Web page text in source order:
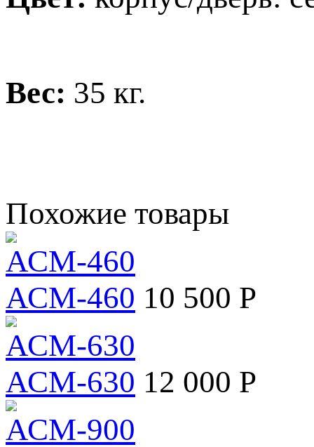
Вес: 35 кг.
Похожие товары
АСМ-460 10 500 Р
АСМ-630 12 000 Р